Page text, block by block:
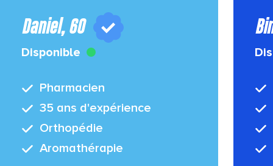
Daniel, 60
Disponible
Pharmacien
35 ans d'expérience
Orthopédie
Aromathérapie